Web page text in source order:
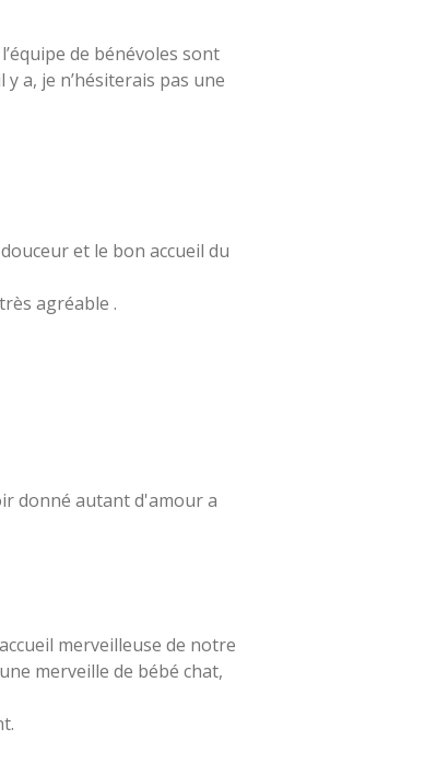
de bénévoles sont
a, je n’hésiterais pas une
et le bon accueil du
agréable .
donné autant d'amour a
merveilleuse de notre
merveille de bébé chat,